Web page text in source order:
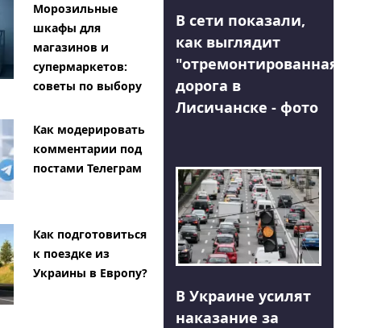
Морозильные
шкафы для
магазинов и
супермаркетов:
советы по выбору
Как модерировать
комментарии под
постами Телеграм
Как подготовиться
к поездке из
Украины в Европу?
В сети показали,
как выглядит
"отремонтированная"
дорога в
Лисичанске - фото
В Украине усилят
наказание за